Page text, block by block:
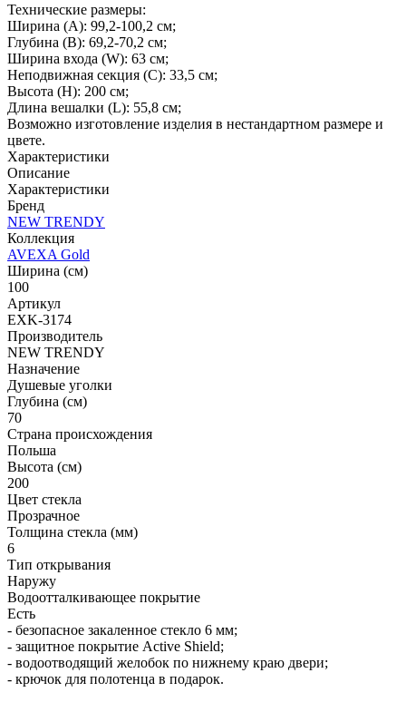
Технические размеры:
Ширина (A): 99,2-100,2 см;
Глубина (B): 69,2-70,2 см;
Ширина входа (W): 63 см;
Неподвижная секция (С): 33,5 см;
Высота (H): 200 см;
Длина вешалки (L): 55,8 см;
Возможно изготовление изделия в нестандартном размере и
цвете.
Характеристики
Описание
Характеристики
Бренд
NEW TRENDY
Коллекция
AVEXA Gold
Ширина (см)
100
Артикул
EXK-3174
Производитель
NEW TRENDY
Назначение
Душевые уголки
Глубина (см)
70
Страна происхождения
Польша
Высота (см)
200
Цвет стекла
Прозрачное
Толщина стекла (мм)
6
Тип открывания
Наружу
Водоотталкивающее покрытие
Есть
- безопасное закаленное стекло 6 мм;
- защитное покрытие Active Shield;
- водоотводящий желобок по нижнему краю двери;
- крючок для полотенца в подарок.